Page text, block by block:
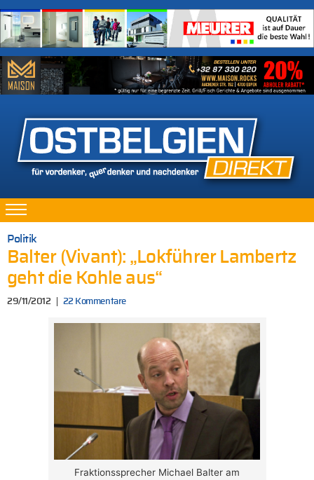
Politik
Balter (Vivant): „Lokführer Lambertz
geht die Kohle aus“
29/11/2012 22 Kommentare
Fraktionssprecher Michael Balter am